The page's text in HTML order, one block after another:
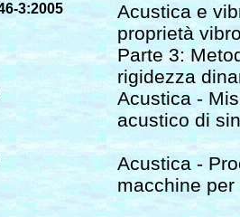
3:2005
Acustica e
proprietà
Parte 3:
rigidezza
Acustica -
acustico di
Acustica -
macchine